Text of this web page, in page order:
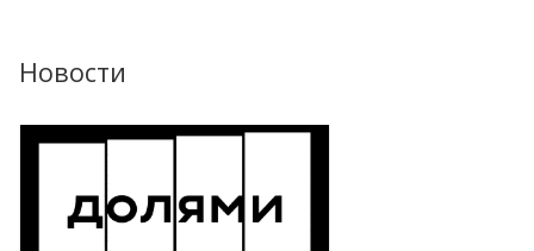
Новости